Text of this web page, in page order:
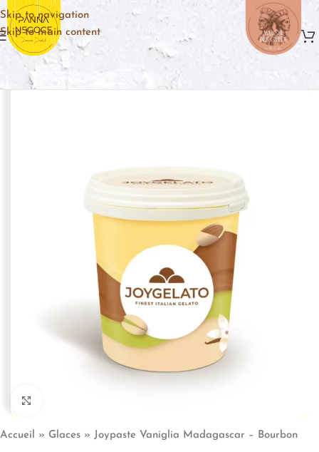
Skip to navigation
Skip to main content
Accueil » Glaces » Joypaste Vaniglia Madagascar – Bourbon